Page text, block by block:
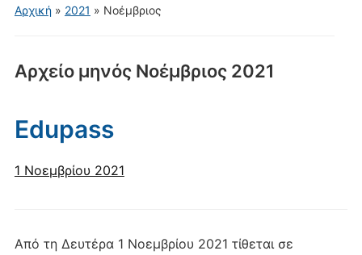
Αρχική» 2021 » Νοέμβριος
Αρχείο μηνός Νοέμβριος 2021
Edupass
1 Νοεμβρίου 2021
Από τη Δευτέρα 1 Νοεμβρίου 2021 τίθεται σε